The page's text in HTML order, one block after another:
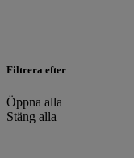
Filtrera efter
Öppna alla
Stäng alla